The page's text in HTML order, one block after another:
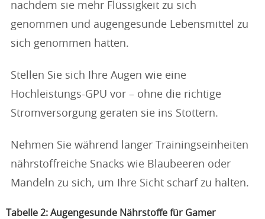
nachdem sie mehr Flüssigkeit zu sich
genommen und augengesunde Lebensmittel zu
sich genommen hatten.
Stellen Sie sich Ihre Augen wie eine
Hochleistungs-GPU vor – ohne die richtige
Stromversorgung geraten sie ins Stottern.
Nehmen Sie während langer Trainingseinheiten
nährstoffreiche Snacks wie Blaubeeren oder
Mandeln zu sich, um Ihre Sicht scharf zu halten.
Tabelle 2: Augengesunde Nährstoffe für Gamer